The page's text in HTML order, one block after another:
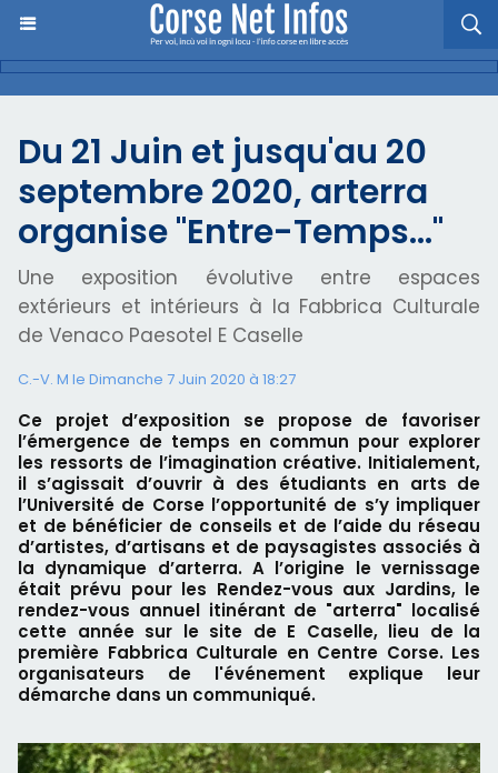
Du 21 Juin et jusqu'au 20
septembre 2020, arterra
organise "Entre-Temps..."
Une exposition évolutive entre espaces
extérieurs et intérieurs à la Fabbrica Culturale
de Venaco Paesotel E Caselle
C.-V. M le Dimanche 7 Juin 2020 à 18:27
Ce projet d’exposition se propose de favoriser
l’émergence de temps en commun pour explorer
les ressorts de l’imagination créative. Initialement,
il s’agissait d’ouvrir à des étudiants en arts de
l’Université de Corse l’opportunité de s’y impliquer
et de bénéficier de conseils et de l’aide du réseau
d’artistes, d’artisans et de paysagistes associés à
la dynamique d’arterra. A l’origine le vernissage
était prévu pour les Rendez-vous aux Jardins, le
rendez-vous annuel itinérant de "arterra" localisé
cette année sur le site de E Caselle, lieu de la
première Fabbrica Culturale en Centre Corse. Les
organisateurs de l'événement explique leur
démarche dans un communiqué.